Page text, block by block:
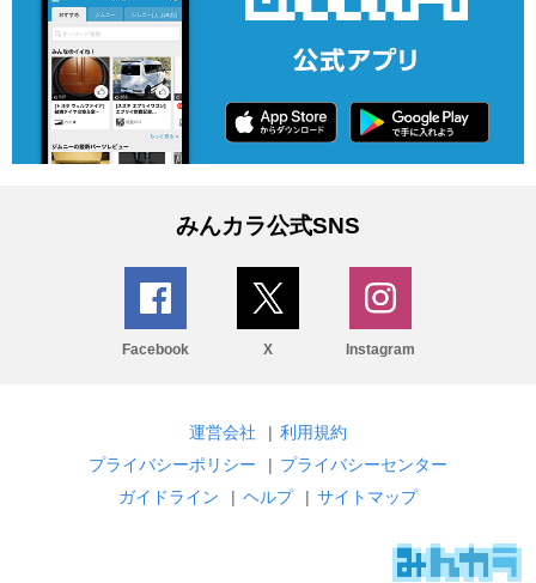
みんカラ公式SNS
Facebook X Instagram
運営会社 | 利用規約
プライバシーポリシー
| プライバシーセンター
ガイドライン
| ヘルプ | サイトマップ